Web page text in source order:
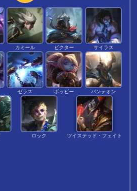
カミール ビクター サイラス
ゼラス ポッピー パンテオン
ロック ツイステッド・フェイト